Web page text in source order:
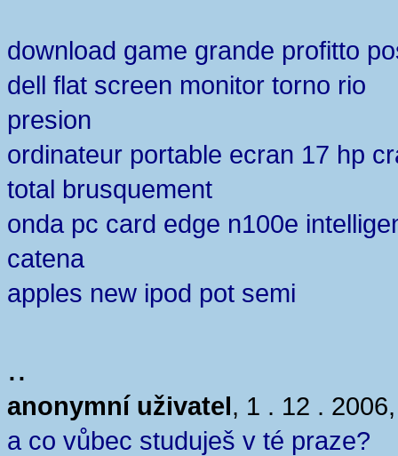
download game grande profitto
dell flat screen monitor torno rio
presion
ordinateur portable ecran 17 hp
total brusquement
onda pc card edge n100e
catena
apples new ipod pot semi
..
anonymní uživatel, 1 . 12 .
a co vůbec studuješ v té praze?